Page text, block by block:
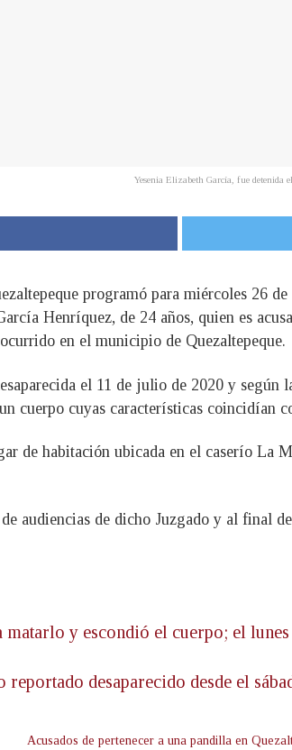
Yesenia Elizabeth García, fue detenida
programó para miércoles 26
Henríquez, de 24 años, quien es
en el municipio de Quezaltepeque.
el 11 de julio de 2020 y
cuerpo cuyas características coincidían
de habitación ubicada en el caserío La
audiencias de dicho Juzgado y al final
y escondió el cuerpo; el
desaparecido desde el
Acusados de pertenecer a una pandilla en